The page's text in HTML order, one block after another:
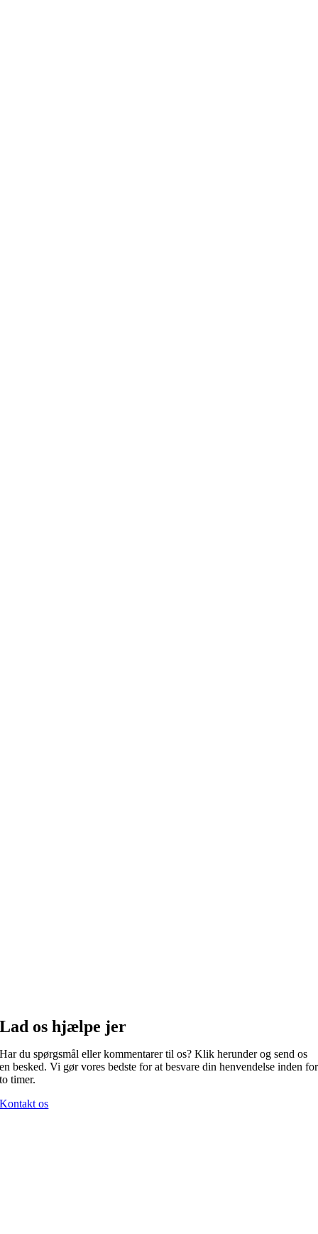
Lad os hjælpe jer
Har du spørgsmål eller kommentarer til os? Klik herunder og send os
en besked. Vi gør vores bedste for at besvare din henvendelse inden for
to timer.
Kontakt os